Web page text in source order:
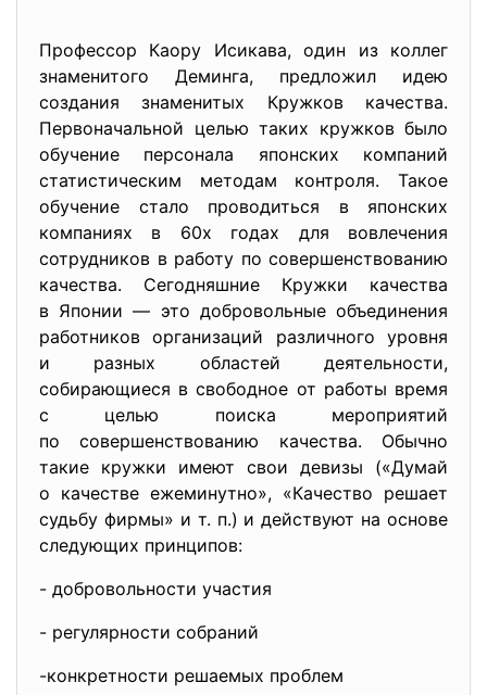
Профессор Каору Исикава, один из коллег
знаменитого Деминга, предложил идею
создания знаменитых Кружков качества.
Первоначальной целью таких кружков было
обучение персонала японских компаний
статистическим методам контроля. Такое
обучение стало проводиться в японских
компаниях в 60х годах для вовлечения
сотрудников в работу по совершенствованию
качества. Сегодняшние Кружки качества
в Японии — это добровольные объединения
работников организаций различного уровня
и разных областей деятельности,
собирающиеся в свободное от работы время
с целью поиска мероприятий
по совершенствованию качества. Обычно
такие кружки имеют свои девизы («Думай
о качестве ежеминутно», «Качество решает
судьбу фирмы» и т. п.) и действуют на основе
следующих принципов:
- добровольности участия
- регулярности собраний
-конкретности решаемых проблем